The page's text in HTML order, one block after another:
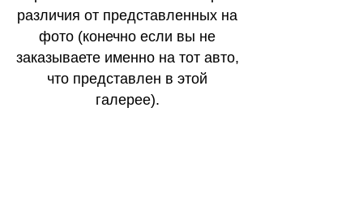
различия от представленных на
фото (конечно если вы не
заказываете именно на тот авто,
что представлен в этой
галерее).